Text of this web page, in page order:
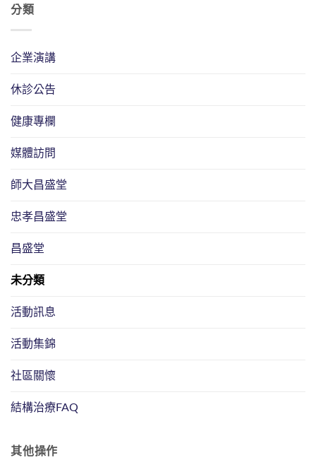
分類
企業演講
休診公告
健康專欄
媒體訪問
師大昌盛堂
忠孝昌盛堂
昌盛堂
未分類
活動訊息
活動集錦
社區關懷
結構治療FAQ
其他操作